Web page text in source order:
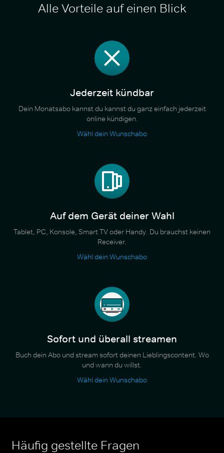
Alle Vorteile auf einen Blick
Jederzeit kündbar
Dein Monatsabo kannst du kannst du ganz einfach jederzeit
online kündigen.
Wähl dein Wunschabo
Auf dem Gerät deiner Wahl
Tablet, PC, Konsole, Smart TV oder Handy. Du brauchst keinen
Receiver.
Wähl dein Wunschabo
Sofort und überall streamen
Buch dein Abo und stream sofort deinen Lieblingscontent. Wo
und wann du willst.
Wähl dein Wunschabo
Häufig gestellte Fragen